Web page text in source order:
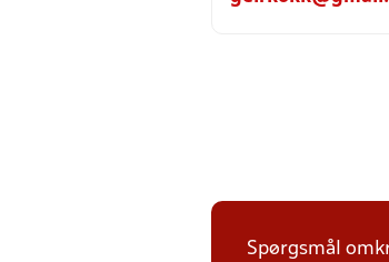
Spørgsmål